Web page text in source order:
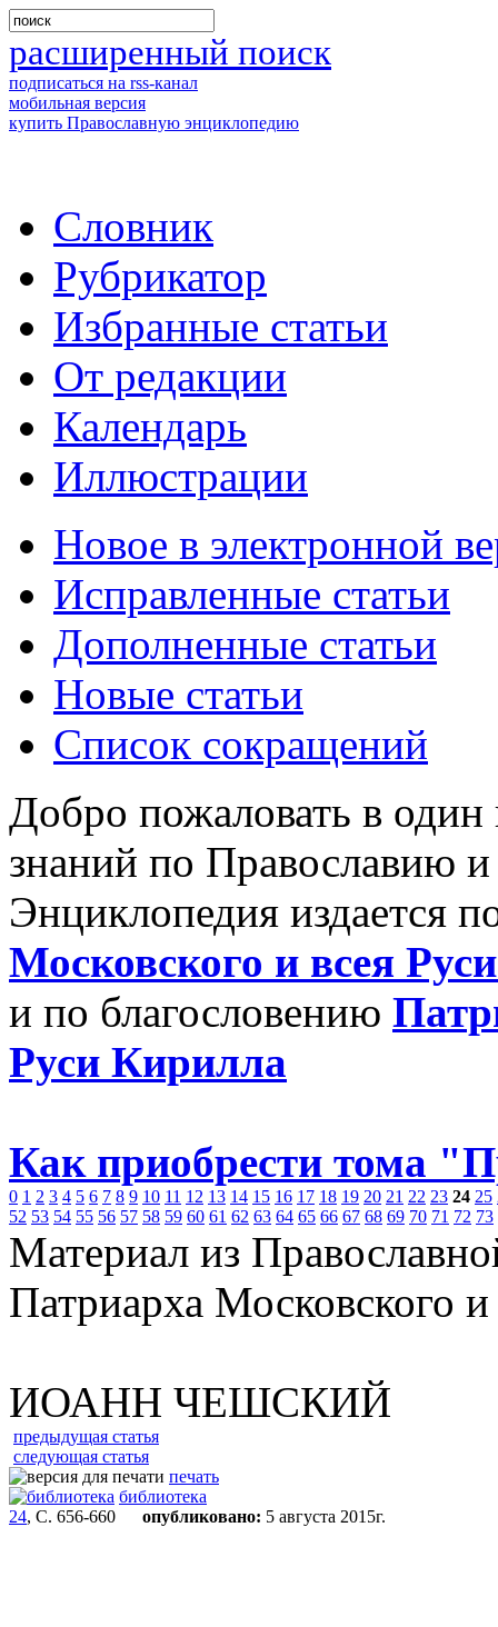
расширенный поиск
подписаться на rss-канал
мобильная версия
купить Православную энциклопедию
Словник
Рубрикатор
Избранные статьи
От редакции
Календарь
Иллюстрации
Новое в электронной
Исправленные статьи
Дополненные статьи
Новые статьи
Список сокращений
Добро пожаловать в
знаний по Православию
Энциклопедия издается
Московского и всея
и по благословению
Руси Кирилла
Как приобрести тома
0 1 2 3 4 5 6 7 8 9 10 11 12 13 14 15 16 17 18 19 20 21 22 23 24 25
52 53 54 55 56 57 58 59 60 61 62 63 64 65 66 67 68 69 70 71 72 73
Материал из
Патриарха Московского
ИОАНН ЧЕШСКИЙ
предыдущая статья
следующая статья
печать
библиотека
24, С. 656-660 опубликовано: 5 августа 2015г.